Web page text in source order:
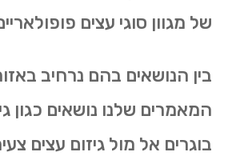
של מגוון סוגי עצים
בין הנושאים בהם נרחיב
המאמרים שלנו נושאים כגון
בוגרים אל מול גיזום עצים